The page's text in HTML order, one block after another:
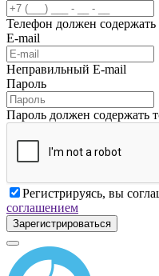
Телефон должен
E-mail
Неправильный E-mail
Пароль
Пароль должен содержать
Регистрируясь, вы
соглашением
Зарегистрироваться